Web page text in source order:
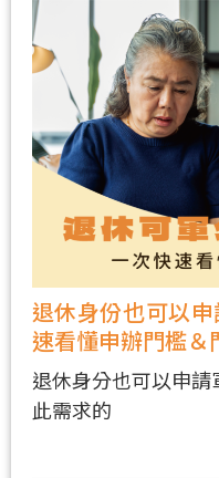
退休身份也可以
速看懂申辦門檻＆
退休身分也可以申
此需求的